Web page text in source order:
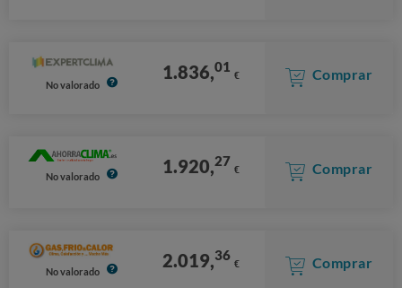
No valorado
1.836,01 € Comprar
No valorado 1.920,27 € Comprar
No valorado
2.019,36 € Comprar